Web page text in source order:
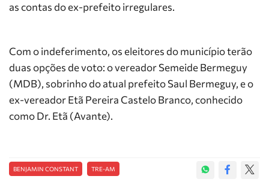
as contas do ex-prefeito irregulares.
Com o indeferimento, os eleitores do município terão
duas opções de voto: o vereador Semeide Bermeguy
(MDB), sobrinho do atual prefeito Saul Bermeguy, e o
ex-vereador Etã Pereira Castelo Branco, conhecido
como Dr. Etã (Avante).
BENJAMIN CONSTANT TRE-AM